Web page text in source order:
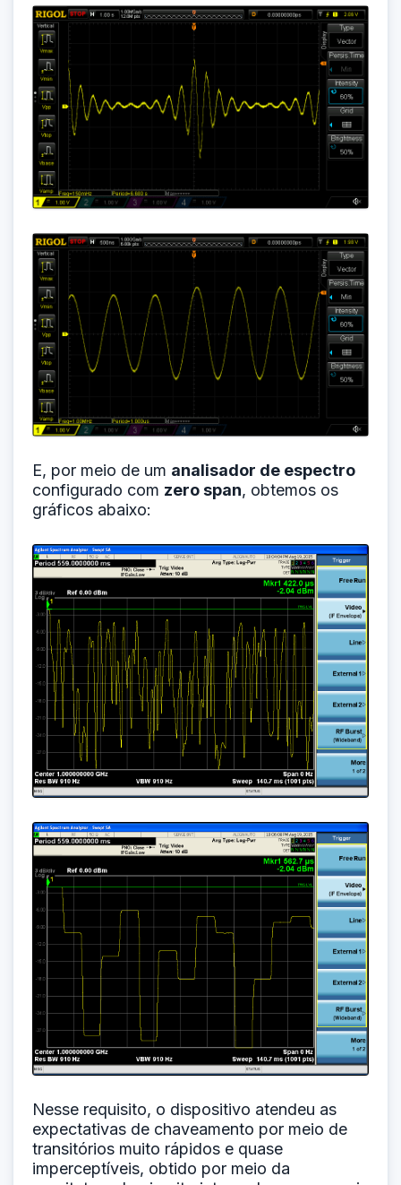
E, por meio de um analisador de espectro
configurado com zero span, obtemos os
gráficos abaixo:
Nesse requisito, o dispositivo atendeu as
expectativas de chaveamento por meio de
transitórios muito rápidos e quase
imperceptíveis, obtido por meio da